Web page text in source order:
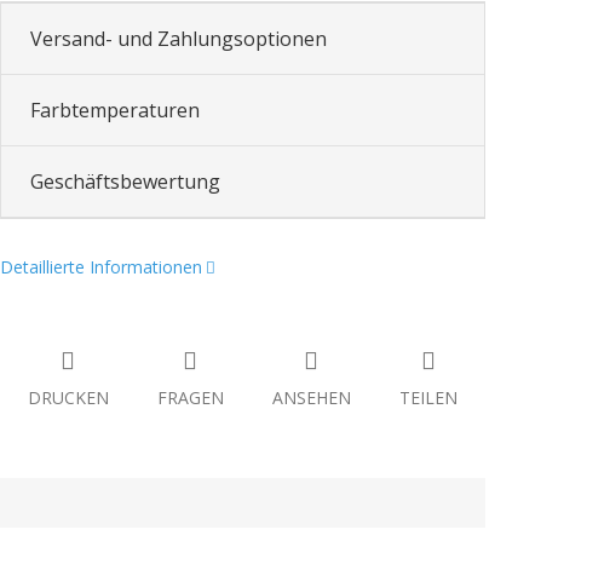
Versand- und Zahlungsoptionen
Farbtemperaturen
Geschäftsbewertung
Detaillierte Informationen
DRUCKEN FRAGEN ANSEHEN TEILEN